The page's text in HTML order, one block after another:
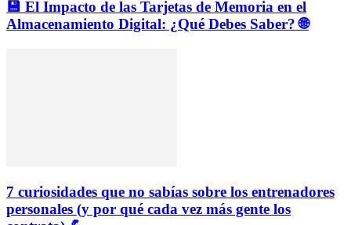
💾 El Impacto de las Tarjetas de Memoria en el
Almacenamiento Digital: ¿Qué Debes Saber? 🌐
7 curiosidades que no sabías sobre los entrenadores
personales (y por qué cada vez más gente los